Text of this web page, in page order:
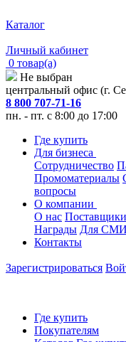
Каталог
Личный кабинет
0 товар(а)
Не выбран
центральный офис (г.
8 800 707-71-16
пн. - пт. с 8:00 до 17:00
Где купить
Для бизнеса
Сотрудничество
Промоматериалы
вопросы
О компании
О нас Поставщики
Награды Для СМИ
Контакты
Зарегистрироваться
Где купить
Покупателям